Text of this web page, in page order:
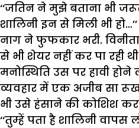
‘‘जतिन ने मुझे बताना भी
शालिनी इन से मिली भी
नाग ने फुफकार भरी.
से भी शेयर नहीं कर पा रही
मनोस्थिति उस पर हावी
व्यवहार में एक अजीब सा
भी उसे हंसाने की कोशिश
‘‘तुम्हें पता है शालिनी वापस